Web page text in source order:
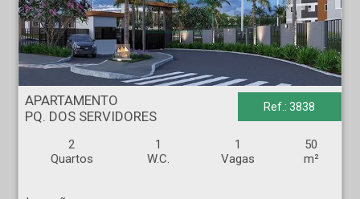
APARTAMENTO - PQ. DOS SERVIDORES - Ribeirão Preto
APARTAMENTO
PQ. DOS SERVIDORES
Ref.: 3838
2
Quartos
1
W.C.
1
Vagas
50
m²